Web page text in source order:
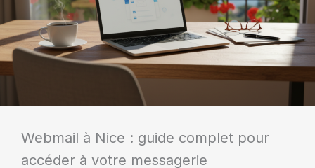
Webmail à Nice : guide complet pour
accéder à votre messagerie